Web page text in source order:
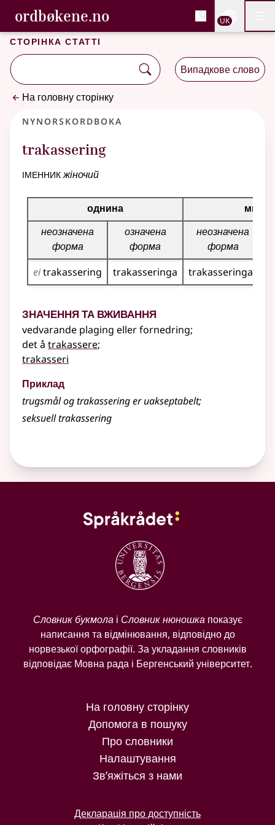
Перейти до основного вмісту
Доступність
ordbøkene.no, Cловник букмола та
Cловник букмола та Словник нюношка
UK
Сторінка статті
Випадкове слово
На головну сторінку
Nynorskordboka
trakassering
іменникжіночий
Таблиця відмінювання для цього іменника
однина
неозначена
форма
означена
форма
неозначена
форма
eitrakassering trakasseringa trakasseringar
Значення та вживання
vedvarande plaging eller fornedring;
det å trakassere;
trakasseri
Приклад
trugsmål og trakassering er uakseptabelt;
seksuell trakassering
Словник букмолаі Словник нюношкапоказує
написання та відмінювання, відповідно до
норвезької орфографії. За укладання словників
відповідає Мовна рада і Бергенський університет.
На головну сторінку
Допомога в пошуку
Про словники
Налаштування
Зв’яжіться з нами
Декларація про доступність